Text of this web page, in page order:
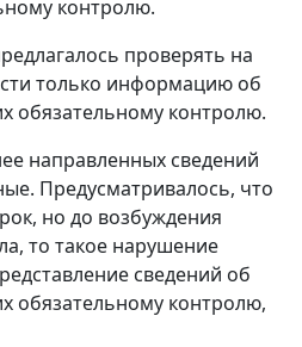
контролю.
проверять на
только информацию об
обязательному контролю.
направленных сведений
Предусматривалось, что
но до возбуждения
то такое нарушение
сведений об
обязательному контролю,